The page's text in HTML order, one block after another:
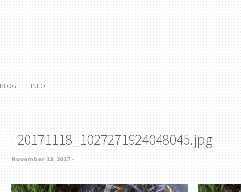
BLOG INFO
20171118_1027271924048045.jpg
November 18, 2017 -